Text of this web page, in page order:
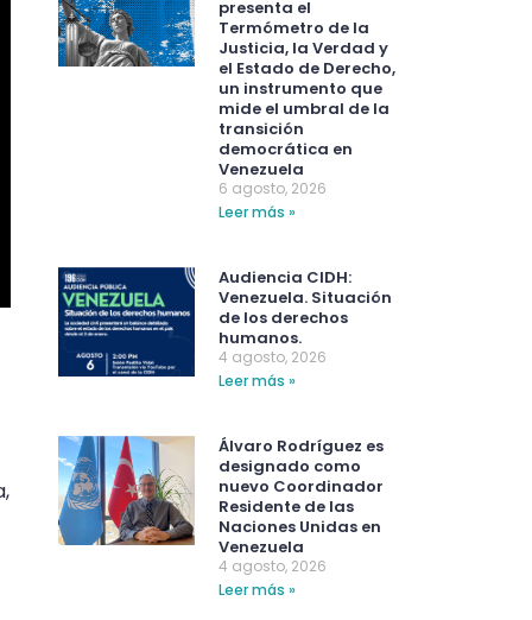
presenta el
Termómetro de la
Justicia, la Verdad y
el Estado de Derecho,
un instrumento que
mide el umbral de la
transición
democrática en
Venezuela
6 agosto, 2026
Leer más »
Audiencia CIDH:
Venezuela. Situación
de los derechos
humanos.
4 agosto, 2026
Leer más »
Álvaro Rodríguez es
designado como
nuevo Coordinador
Residente de las
Naciones Unidas en
Venezuela
4 agosto, 2026
Leer más »